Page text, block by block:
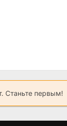
Станьте первым!